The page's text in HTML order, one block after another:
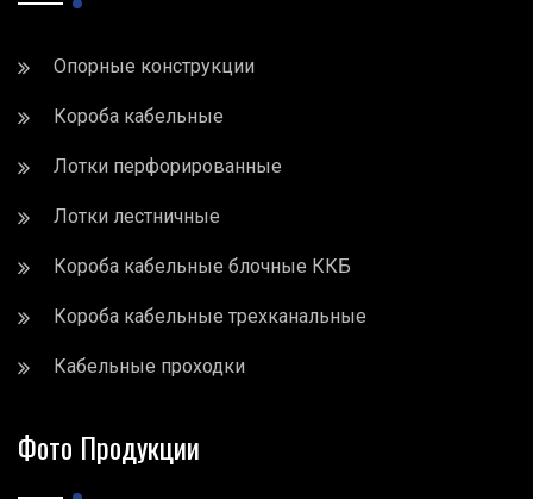
Опорные конструкции
Короба кабельные
Лотки перфорированные
Лотки лестничные
Короба кабельные блочные ККБ
Короба кабельные трехканальные
Кабельные проходки
Фото Продукции